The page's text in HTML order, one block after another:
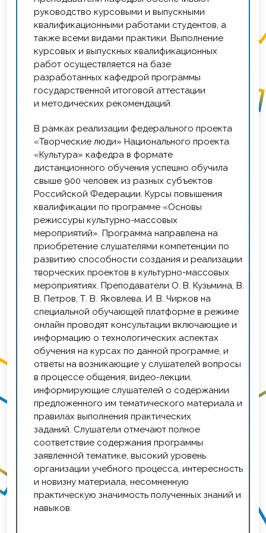
методических работ по психологии личности,
психологии развития, социальной психологии,
культурологии и социологии.
В это время на кафедре начинали свою
профессионально-педагогическую
деятельность: Н. П. Осипова, Т. Д. Богодухова,
О. В. Анульева, С. С. Шалашов, Н. Н. Турченкова,
Солдатенко. Преподавателями велась активная
научно-методическая работа: с позиции
системно-деятельностного подхода к формам
праздничной культуры разрабатывались новая
концепция, понятийный аппарат
профессиональной деятельности, учебные
курсы и программы подготовки специалистов.
Для совершенствования педагогического
мастерства молодых специалистов на кафедре
был организован методический семинар,
активно использовались различные формы
повышения квалификации и стажировки в
центральных ВУЗах России. Педагоги кафедры
выступали как практикующие режиссеры
городских и областных мероприятий.
Накопленный научно-методический опыт
послужил основой разработки и внедрения в
учебный процесс кафедры целого ряда новых
учебных дисциплин: «Социально-
педагогическая методика праздничного
общения», «Методика игрового общения в
празднике», «Традиционные фольклорно-
игровые формы праздничного общения» и др.
Многие творческие проекты в это время стали
этапами становления педагогического
коллектива, формирования творческого и
профессионального авторитета кафедры в
регионе и стране: 1975-1976 годы – гастроли
студентов кафедры по БАМу (художественный
руководство курсовыми и выпускными
квалификационными работами студентов, а
также всеми видами практики. Выполнение
курсовых и выпускных квалификационных
работ осуществляется на базе
разработанных кафедрой программы
государственной итоговой аттестации
и методических рекомендаций.
В рамках реализации федерального проекта
«Творческие люди» Национального проекта
«Культура» кафедра в формате
дистанционного обучения успешно обучила
свыше 900 человек из разных субъектов
Российской Федерации. Курсы повышения
квалификации по программе «Основы
режиссуры культурно-массовых
мероприятий». Программа направлена на
приобретение слушателями компетенции по
развитию способности создания и реализации
творческих проектов в культурно-массовых
мероприятиях. Преподаватели О. В. Кузьмина, В.
В. Петров, Т. В. Яковлева, И. В. Чирков на
специальной обучающей платформе в режиме
онлайн проводят консультации включающие и
информацию о технологических аспектах
обучения на курсах по данной программе, и
ответы на возникающие у слушателей вопросы
в процессе общения; видео-лекции,
информирующие слушателей о содержании
предложенного им тематического материала и
правилах выполнения практических
заданий. Слушатели отмечают полное
соответствие содержания программы
заявленной тематике, высокий уровень
организации учебного процесса, интересность
и новизну материала, несомненную
практическую значимость полученных знаний и
навыков.